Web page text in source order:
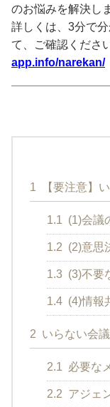
のお悩みを解決し
詳しくは、3分で
て、ご確認くださ
app.info/narekan/
1 【要注意】
1.1 (1)会議
1.2 (2)意思
1.3 (3)不要
1.4 (4)情報
2 いらない会
2.1 必要な
2.2 アジェ